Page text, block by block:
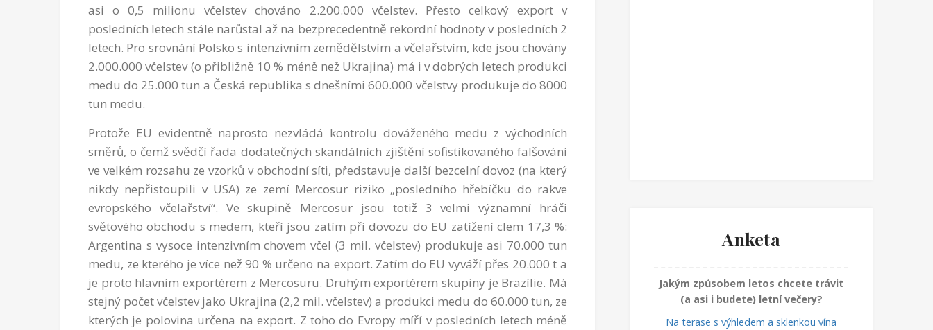
asi o 0,5 milionu včelstev chováno 2.200.000 včelstev. Přesto celkový export v
posledních letech stále narůstal až na bezprecedentně rekordní hodnoty v posledních 2
letech. Pro srovnání Polsko s intenzivním zemědělstvím a včelařstvím, kde jsou chovány
2.000.000 včelstev (o přibližně 10 % méně než Ukrajina) má i v dobrých letech produkci
medu do 25.000 tun a Česká republika s dnešními 600.000 včelstvy produkuje do 8000
tun medu.
Protože EU evidentně naprosto nezvládá kontrolu dováženého medu z východních
směrů, o čemž svědčí řada dodatečných skandálních zjištění sofistikovaného falšování
ve velkém rozsahu ze vzorků v obchodní síti, představuje další bezcelní dovoz (na který
nikdy nepřistoupili v USA) ze zemí Mercosur riziko „posledního hřebíčku do rakve
evropského včelařství“. Ve skupině Mercosur jsou totiž 3 velmi významní hráči
světového obchodu s medem, kteří jsou zatím při dovozu do EU zatížení clem 17,3 %:
Argentina s vysoce intenzivním chovem včel (3 mil. včelstev) produkuje asi 70.000 tun
medu, ze kterého je více než 90 % určeno na export. Zatím do EU vyváží přes 20.000 t a
je proto hlavním exportérem z Mercosuru. Druhým exportérem skupiny je Brazílie. Má
stejný počet včelstev jako Ukrajina (2,2 mil. včelstev) a produkci medu do 60.000 tun, ze
kterých je polovina určena na export. Z toho do Evropy míří v posledních letech méně
Anketa
Jakým způsobem letos chcete trávit
(a asi i budete) letní večery?
Na terase s výhledem a sklenkou vína